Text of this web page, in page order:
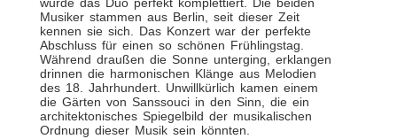
Musiker stammen aus Berlin, seit dieser Zeit
kennen sie sich. Das Konzert war der perfekte
Abschluss für einen so schönen Frühlingstag.
Während draußen die Sonne unterging, erklangen
drinnen die harmonischen Klänge aus Melodien
des 18. Jahrhundert. Unwillkürlich kamen einem
die Gärten von Sanssouci in den Sinn, die ein
architektonisches Spiegelbild der musikalischen
Ordnung dieser Musik sein könnten.